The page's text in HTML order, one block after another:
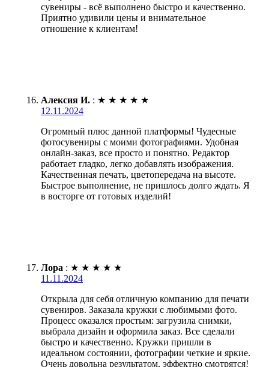
сувениры - всё выполнено быстро и качественно.
Приятно удивили цены и внимательное
отношение к клиентам!
Алексия И. : ★ ★ ★ ★ ★
12.11.2024
Огромный плюс данной платформы! Чудесные
фотосувениры с моими фотографиями. Удобная
онлайн-заказ, все просто и понятно. Редактор
работает гладко, легко добавлять изображения.
Качественная печать, цветопередача на высоте.
Быстрое выполнение, не пришлось долго ждать. Я
в восторге от готовых изделий!
Лора : ★ ★ ★ ★ ★
11.11.2024
Открыла для себя отличную компанию для печати
сувениров. Заказала кружки с любимыми фото.
Процесс оказался простым: загрузила снимки,
выбрала дизайн и оформила заказ. Все сделали
быстро и качественно. Кружки пришли в
идеальном состоянии, фотографии четкие и яркие.
Очень довольна результатом, эффектно смотрятся!